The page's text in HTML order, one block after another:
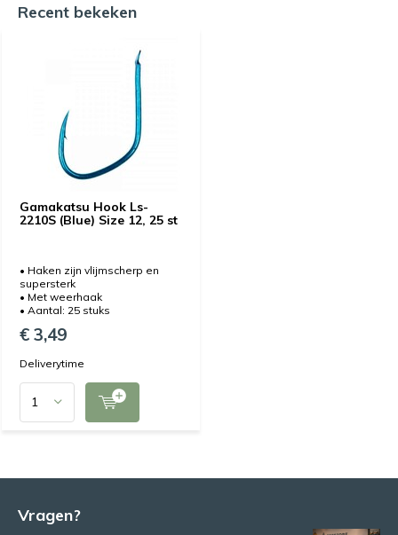
Recent bekeken
Gamakatsu Hook Ls-
2210S (Blue) Size 12, 25 st
• Haken zijn vlijmscherp en
supersterk
• Met weerhaak
• Aantal: 25 stuks
€ 3,49
Deliverytime
Vragen?